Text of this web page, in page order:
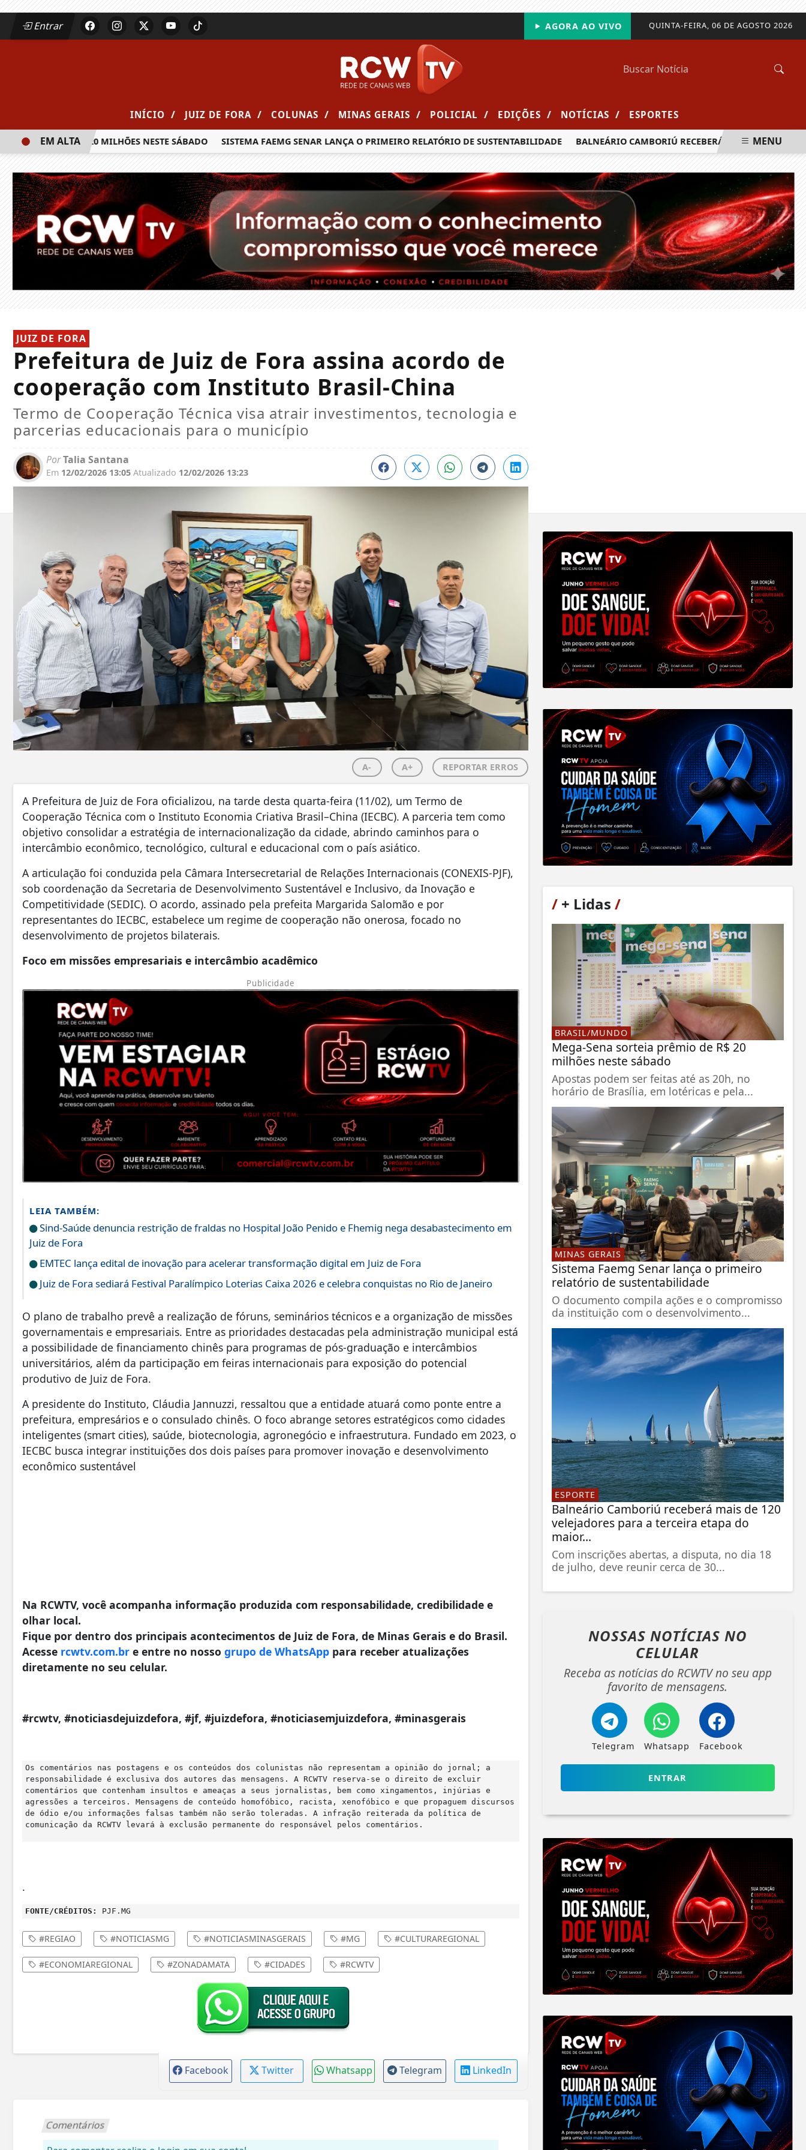
Entrar QUINTA-FEIRA, 06 DE AGOSTO 2026
AGORA AO VIVO
INÍCIO / JUIZ DE FORA / COLUNAS / MINAS GERAIS / POLICIAL / EDIÇÕES / NOTÍCIAS / ESPORTES
PRÊMIO DE R$ 20 MILHÕES NESTE SÁBADO SISTEMA FAEMG SENAR LANÇA O PRIMEIRO RELATÓRIO DE SUSTENTABILIDADE BALNEÁRIO CAMBORIÚ RECEBERÁ MAIS DE 120
EM ALTA MENU
JUIZ DE FORA
Prefeitura de Juiz de Fora assina acordo de
cooperação com Instituto Brasil-China
Termo de Cooperação Técnica visa atrair investimentos, tecnologia e
parcerias educacionais para o município
PorTalia Santana
Em 12/02/2026 13:05 Atualizado 12/02/2026 13:23
A- A+ REPORTAR ERROS
A Prefeitura de Juiz de Fora oficializou, na tarde desta quarta-feira (11/02), um Termo de
Cooperação Técnica com o Instituto Economia Criativa Brasil–China (IECBC). A parceria tem como
objetivo consolidar a estratégia de internacionalização da cidade, abrindo caminhos para o
intercâmbio econômico, tecnológico, cultural e educacional com o país asiático.
A articulação foi conduzida pela Câmara Intersecretarial de Relações Internacionais (CONEXIS-PJF),
sob coordenação da Secretaria de Desenvolvimento Sustentável e Inclusivo, da Inovação e
Competitividade (SEDIC). O acordo, assinado pela prefeita Margarida Salomão e por
representantes do IECBC, estabelece um regime de cooperação não onerosa, focado no
desenvolvimento de projetos bilaterais.
Foco em missões empresariais e intercâmbio acadêmico
Publicidade
LEIA TAMBÉM:
Sind-Saúde denuncia restrição de fraldas no Hospital João Penido e Fhemig nega desabastecimento em
Juiz de Fora
EMTEC lança edital de inovação para acelerar transformação digital em Juiz de Fora
Juiz de Fora sediará Festival Paralímpico Loterias Caixa 2026 e celebra conquistas no Rio de Janeiro
O plano de trabalho prevê a realização de fóruns, seminários técnicos e a organização de missões
governamentais e empresariais. Entre as prioridades destacadas pela administração municipal está
a possibilidade de financiamento chinês para programas de pós-graduação e intercâmbios
universitários, além da participação em feiras internacionais para exposição do potencial
produtivo de Juiz de Fora.
A presidente do Instituto, Cláudia Jannuzzi, ressaltou que a entidade atuará como ponte entre a
prefeitura, empresários e o consulado chinês. O foco abrange setores estratégicos como cidades
inteligentes (smart cities), saúde, biotecnologia, agronegócio e infraestrutura. Fundado em 2023, o
IECBC busca integrar instituições dos dois países para promover inovação e desenvolvimento
econômico sustentável
Na RCWTV, você acompanha informação produzida com responsabilidade, credibilidade e
olhar local.
Fique por dentro dos principais acontecimentos de Juiz de Fora, de Minas Gerais e do Brasil.
Acesse rcwtv.com.br e entre no nosso grupo de WhatsApp para receber atualizações
diretamente no seu celular.
#rcwtv, #noticiasdejuizdefora, #jf, #juizdefora, #noticiasemjuizdefora, #minasgerais
Os comentários nas postagens e os conteúdos dos colunistas não representam a opinião do jornal; a
responsabilidade é exclusiva dos autores das mensagens. A RCWTV reserva-se o direito de excluir
comentários que contenham insultos e ameaças a seus jornalistas, bem como xingamentos, injúrias e
agressões a terceiros. Mensagens de conteúdo homofóbico, racista, xenofóbico e que propaguem discursos
de ódio e/ou informações falsas também não serão toleradas. A infração reiterada da política de
comunicação da RCWTV levará à exclusão permanente do responsável pelos comentários.
.
FONTE/CRÉDITOS: PJF.MG
#REGIAO #NOTICIASMG #NOTICIASMINASGERAIS #MG #CULTURAREGIONAL
#ECONOMIAREGIONAL #ZONADAMATA #CIDADES #RCWTV
Facebook Twitter Whatsapp Telegram LinkedIn
Comentários
/+ Lidas /
BRASIL/MUNDO
Mega-Sena sorteia prêmio de R$ 20
milhões neste sábado
Apostas podem ser feitas até as 20h, no
horário de Brasília, em lotéricas e pela...
MINAS GERAIS
Sistema Faemg Senar lança o primeiro
relatório de sustentabilidade
O documento compila ações e o compromisso
da instituição com o desenvolvimento...
ESPORTE
Balneário Camboriú receberá mais de 120
velejadores para a terceira etapa do
maior...
Com inscrições abertas, a disputa, no dia 18
de julho, deve reunir cerca de 30...
NOSSAS NOTÍCIAS NO
CELULAR
Receba as notícias do RCWTV no seu app
favorito de mensagens.
Telegram Whatsapp Facebook
ENTRAR